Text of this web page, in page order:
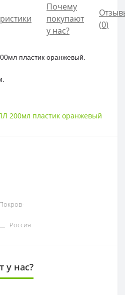
Почему
покупают
у нас?
(0)
пластик оранжевый.
200мл пластик оранжевый
Россия
у нас?